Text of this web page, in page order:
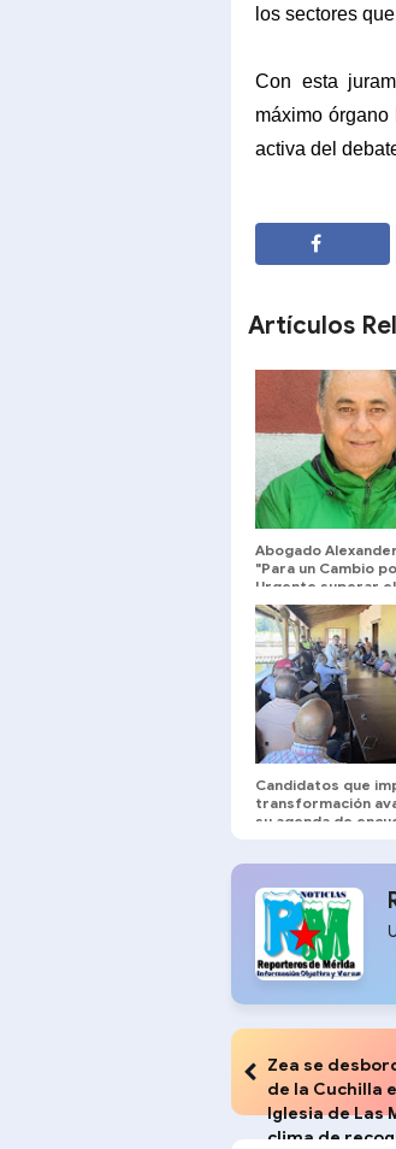
los sectores
​Con esta
máximo
activa del
Artículos
Abogado
"Para un Cambio
Urgente superar
Centralizado del
Comunal"
Candidatos que
transformación
su agenda de
Zea se
de la Cuchilla
Iglesia de Las
clima de